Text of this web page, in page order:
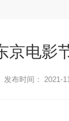
京电影
发布时间： 2021-